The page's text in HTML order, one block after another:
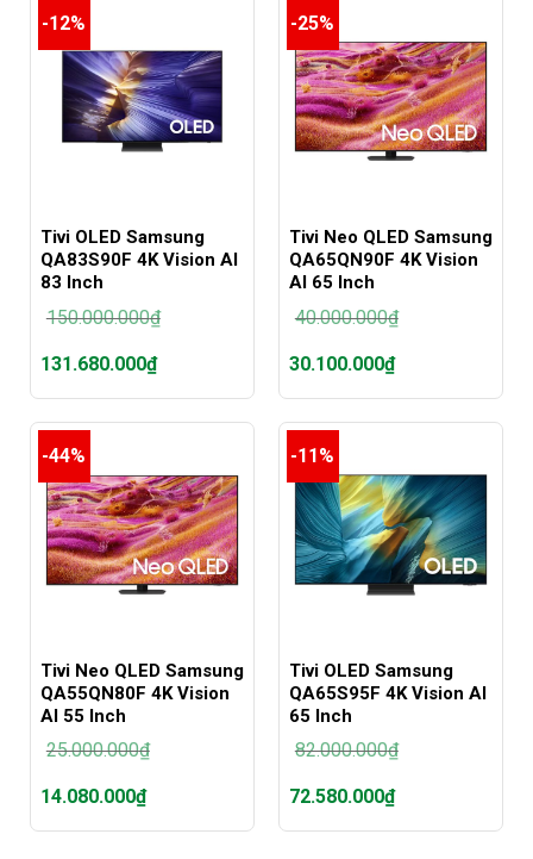
là:
45.080.000₫.
là:
51.980.000₫.
-12%
Tivi OLED Samsung
QA83S90F 4K Vision AI
83 Inch
150.000.000₫
gốc
là:
131.680.000₫
Giá
hiện
là:
131.680.000₫.
-25%
Tivi Neo QLED Samsung
QA65QN90F 4K Vision
AI 65 Inch
40.000.000₫
gốc
là:
30.100.000₫
Giá
hiện
là:
30.100.000₫.
-44%
Tivi Neo QLED Samsung
QA55QN80F 4K Vision
AI 55 Inch
25.000.000₫
gốc
là:
14.080.000₫
Giá
-11%
Tivi OLED Samsung
QA65S95F 4K Vision AI
65 Inch
82.000.000₫
gốc
là:
72.580.000₫
Giá